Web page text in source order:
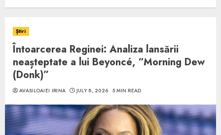
Știri
Întoarcerea Reginei: Analiza lansării
neașteptate a lui Beyoncé, “Morning Dew
(Donk)”
AVASILOAIEI IRINA JULY 8, 2026 5 MIN READ